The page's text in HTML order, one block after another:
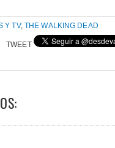
Y TV, THE WALKING DEAD
TWEET